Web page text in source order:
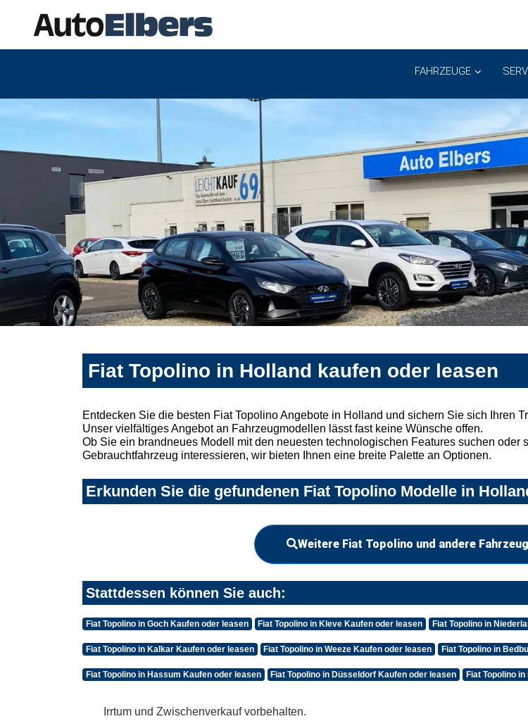
FAHRZEUGE
Fiat Topolino in Holland kaufen oder leasen
Entdecken Sie die besten Fiat Topolino Angebote in Holland und sichern Sie sich Ihren
Unser vielfältiges Angebot an Fahrzeugmodellen lässt fast keine Wünsche offen.
Ob Sie ein brandneues Modell mit den neuesten technologischen Features suchen
Gebrauchtfahrzeug interessieren, wir bieten Ihnen eine breite Palette an Optionen.
Erkunden Sie die gefundenen Fiat Topolino Modelle in
Weitere Fiat Topolino und andere
Stattdessen können Sie auch:
Fiat Topolino in Goch Kaufen oder leasen Fiat Topolino in Kleve Kaufen oder leasen Fiat Topolino in
Fiat Topolino in Kalkar Kaufen oder leasen Fiat Topolino in Weeze Kaufen oder leasen Fiat Topolino in
Fiat Topolino in Hassum Kaufen oder leasen Fiat Topolino in Düsseldorf Kaufen oder leasen Fiat Topolino
Irrtum und Zwischenverkauf vorbehalten.